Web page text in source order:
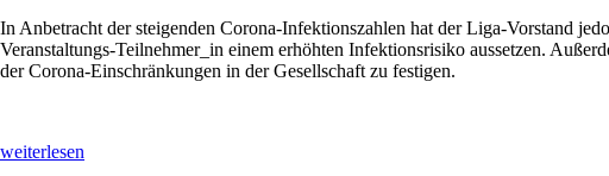
In Anbetracht der steigenden Corona-Infektionszahlen hat der Liga-Vorstand
Veranstaltungs-Teilnehmer_in einem erhöhten Infektionsrisiko aussetzen.
der Corona-Einschränkungen in der Gesellschaft zu festigen.
weiterlesen